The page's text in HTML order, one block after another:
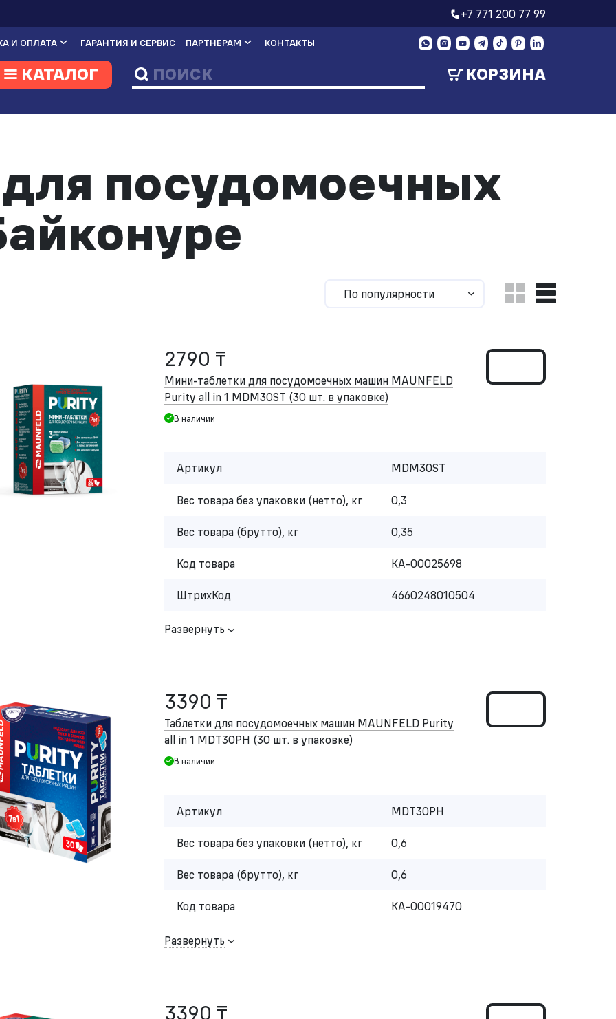
+7 771 200 77 99
И ОПЛАТА ГАРАНТИЯ И СЕРВИС ПАРТНЕРАМ КОНТАКТЫ
КАТАЛОГ КОРЗИНА
посудомоечных
По популярности
2790 ₸
Мини-таблетки для посудомоечных машин MAUNFELD
Purity all in 1 MDM30ST (30 шт. в упаковке)
В наличии
Артикул MDM30ST
Вес товара без упаковки (нетто), кг 0,3
Вес товара (брутто), кг 0,35
Код товара КА-00025698
ШтрихКод 4660248010504
Развернуть
3390 ₸
Таблетки для посудомоечных машин MAUNFELD Purity
all in 1 MDT30PH (30 шт. в упаковке)
В наличии
Артикул MDT30PH
Вес товара без упаковки (нетто), кг 0,6
Вес товара (брутто), кг 0,6
Код товара КА-00019470
Развернуть
3390 ₸